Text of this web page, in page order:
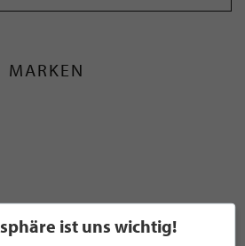
MARKEN
GANZ IN DER NÄHE
BONN"
ist uns wichtig!